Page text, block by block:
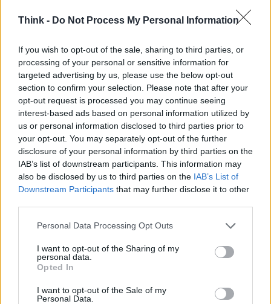
Think - Do Not Process My Personal Information
If you wish to opt-out of the sale, sharing to third parties, or
processing of your personal or sensitive information for
targeted advertising by us, please use the below opt-out
section to confirm your selection. Please note that after your
opt-out request is processed you may continue seeing
interest-based ads based on personal information utilized by
us or personal information disclosed to third parties prior to
your opt-out. You may separately opt-out of the further
disclosure of your personal information by third parties on the
IAB’s list of downstream participants. This information may
also be disclosed by us to third parties on the IAB’s List of
Downstream Participants that may further disclose it to other
Please note that this website/app uses one or more Google
not limited to your visit or usage behaviour. You may click to
grant or deny consent to Google and its third-party tags to
use your data for below specified purposes in below Google
consent section.
Personal Data Processing Opt Outs
I want to opt-out of the Sharing of my
personal data.
Opted In
I want to opt-out of the Sale of my
Personal Data.